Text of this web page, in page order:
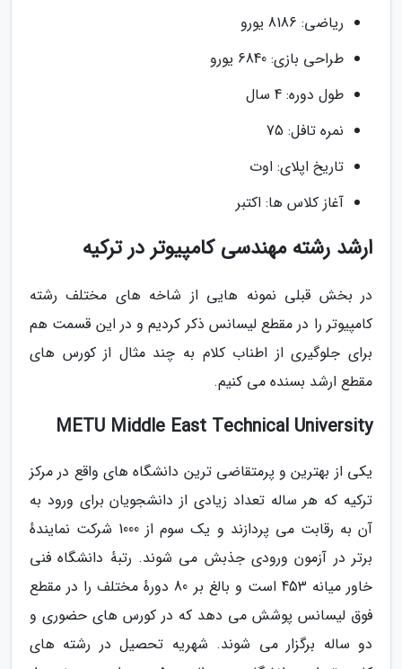
ریاضی: 8186 یورو
طراحی بازی: 6840 یورو
طول دوره: 4 سال
نمره تافل: 75
تاریخ اپلای: اوت
آغاز کلاس ها: اکتبر
ارشد رشته مهندسی کامپیوتر در ترکیه
در بخش قبلی نمونه هایی از شاخه های مختلف رشته
کامپیوتر را در مقطع لیسانس ذکر کردیم و در این قسمت هم
برای جلوگیری از اطناب کلام به چند مثال از کورس های
مقطع ارشد بسنده می کنیم.
METU Middle East Technical University
یکی از بهترین و پرمتقاضی ترین دانشگاه های واقع در مرکز
ترکیه که هر ساله تعداد زیادی از دانشجویان برای ورود به
آن به رقابت می پردازند و یک سوم از 1000 شرکت نمایندهٔ
برتر در آزمون ورودی جذبش می شوند. رتبهٔ دانشگاه فنی
خاور میانه 453 است و بالغ بر 80 دورهٔ مختلف را در مقطع
فوق لیسانس پوشش می دهد که در کورس های حضوری و
دو ساله برگزار می شوند. شهریه تحصیل در رشته های